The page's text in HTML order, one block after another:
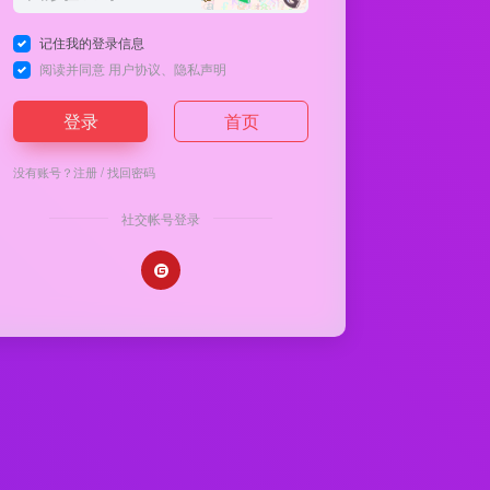
记住我的登录信息
阅读并同意 用户协议 隐私声明
登录 首页
没有账号？注册/找回密码
社交帐号登录